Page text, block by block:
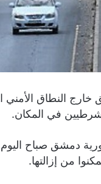
خارج النطاق
السورية دمشق
من إزالتها.